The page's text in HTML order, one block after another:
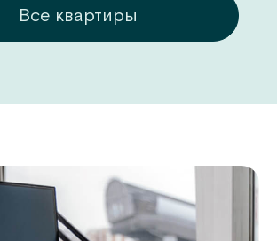
Все квартиры